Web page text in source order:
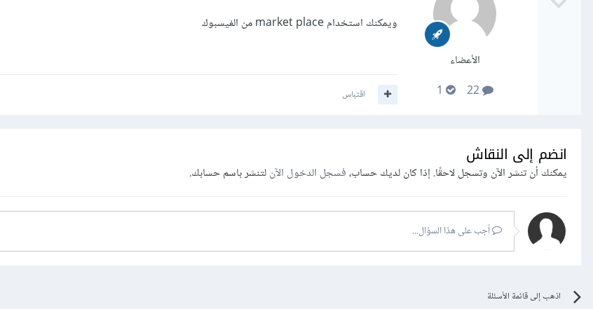
الأعضاء
22
ويمكنك استخدام market place من الفيسبوك
اقتباس
انضم إلى النقاش
يمكنك أن تنشر الآن وتسجل لاحقًا. إذا كان لديك حساب،فسجل الدخول الآنلتنشر باسم حسابك.
أجب على هذا السؤال...
اذهب إلى قائمة الأسئلة